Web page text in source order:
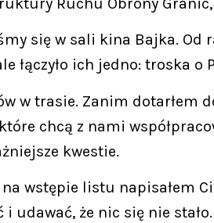
się w sali kina Bajka. Od
łączyło ich jedno: troska o
w trasie. Zanim dotarłem
chcą z nami
kwestie.
wstępie listu napisałem
i udawać, że nic się nie stało.